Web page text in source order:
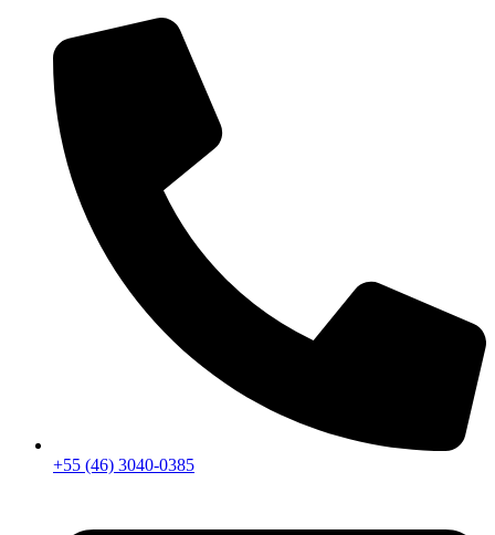
+55 (46) 3040-0385